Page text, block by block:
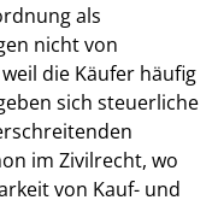
als
nicht von
die Käufer häufig
sich steuerliche
im Zivilrecht, wo
von Kauf- und